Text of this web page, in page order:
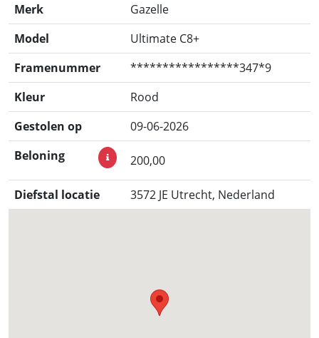
Merk
Gazelle
Model
Ultimate C8+
Framenummer
*****************347*9
Kleur
Rood
Gestolen op
09-06-2026
Beloning
200,00
Diefstal locatie 3572 JE Utrecht, Nederland